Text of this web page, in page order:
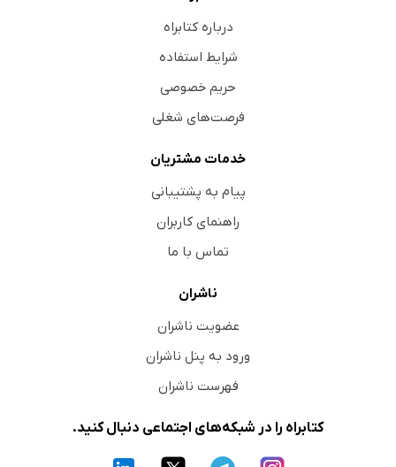
درباره کتابراه
شرایط استفاده
حریم خصوصی
فرصت‌های شغلی
خدمات مشتریان
پیام به پشتیبانی
راهنمای کاربران
تماس با ما
ناشران
عضویت ناشران
ورود به پنل ناشران
فهرست ناشران
کتابراه را در شبکه‌های اجتماعی دنبال کنید.